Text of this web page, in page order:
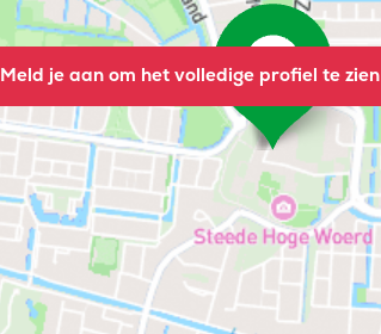
Meld je aan om het volledige profiel te zien